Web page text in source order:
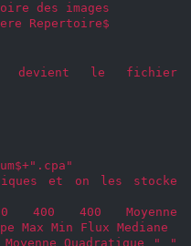
des images
Repertoire$
devient le fichier
et on les stocke
400 400 Moyenne
Max Min Flux Mediane
" "